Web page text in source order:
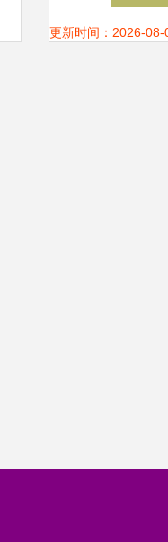
架解
更新时间：2026-